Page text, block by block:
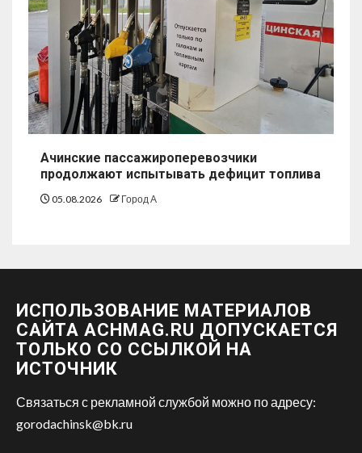
Ачинские пассажироперевозчики
продолжают испытывать дефицит топлива
05.08.2026 Город А
ИСПОЛЬЗОВАНИЕ МАТЕРИАЛОВ
САЙТА ACHMAG.RU ДОПУСКАЕТСЯ
ТОЛЬКО СО ССЫЛКОЙ НА
ИСТОЧНИК
Связаться с рекламной службой можно по адресу:
gorodachinsk@bk.ru